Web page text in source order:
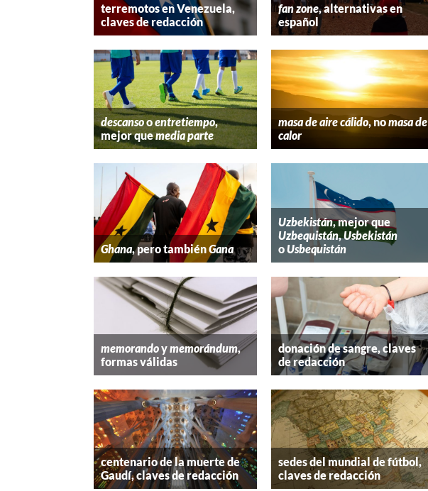
terremotos en Venezuela,
claves de redacción
fan zone, alternativas en
español
descansooentretiempo,
mejor quemedia parte
masa de aire cálido, nomasa de
calor
Ghana, pero tambiénGana
Uzbekistán, mejor que
Uzbequistán,Usbekistán
oUsbequistán
memorandoymemorándum,
formas válidas
donación de sangre, claves
de redacción
centenario de la muerte de
Gaudí, claves de redacción
sedes del mundial de fútbol,
claves de redacción